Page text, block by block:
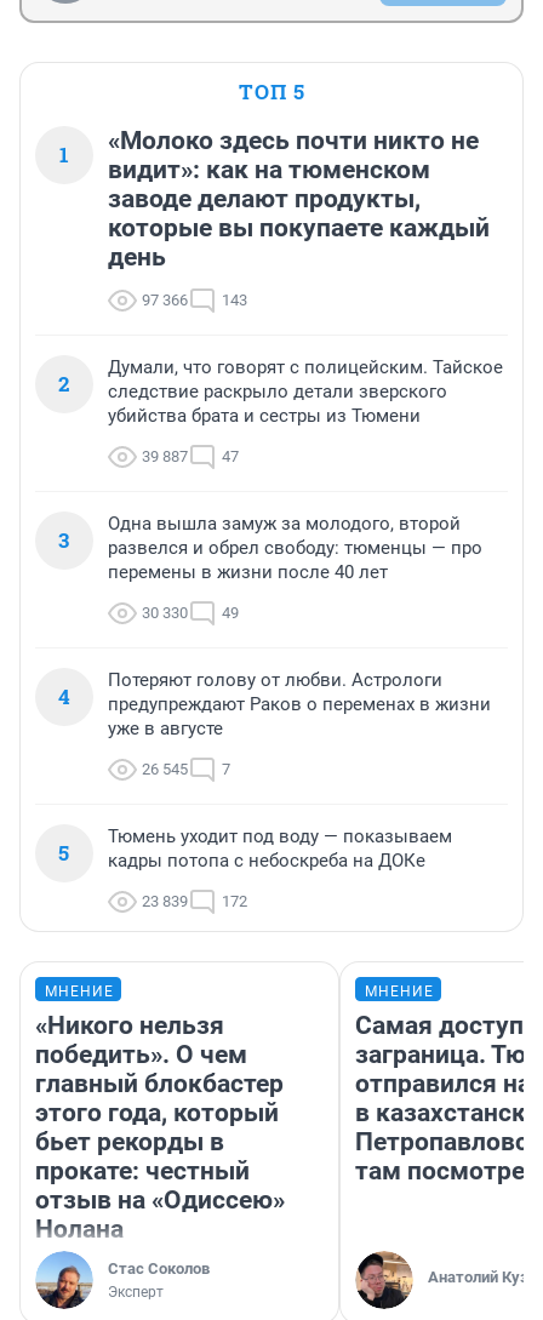
ТОП 5
1
«Молоко здесь почти никто не
видит»: как на тюменском
заводе делают продукты,
которые вы покупаете каждый
день
97 366 143
2
Думали, что говорят с полицейским. Тайское
следствие раскрыло детали зверского
убийства брата и сестры из Тюмени
39 887 47
3
Одна вышла замуж за молодого, второй
развелся и обрел свободу: тюменцы — про
перемены в жизни после 40 лет
30 330 49
4
Потеряют голову от любви. Астрологи
предупреждают Раков о переменах в жизни
уже в августе
26 545 7
5
Тюмень уходит под воду — показываем
кадры потопа с небоскреба на ДОКе
23 839 172
МНЕНИЕ
«Никого нельзя
победить». О чем
главный блокбастер
этого года, который
бьет рекорды в
прокате: честный
отзыв на «Одиссею»
Нолана
Стас Соколов
Эксперт
МНЕНИЕ
Самая
заграница.
отправился
в
там
Анатолий